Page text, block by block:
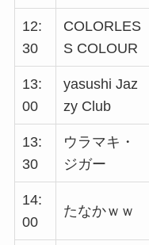
12:
30
COLORLES
S COLOUR
13:
00
yasushi Jaz
zy Club
13:
30
ウラマキ・
ジガー
14:
00
たなかｗｗ